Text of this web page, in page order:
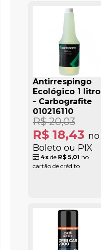
Antirrespingo
Ecológico 1 litro
- Carbografite
010216110
R$ 18,43 no
Boleto ou PIX
R$ 20,03
4x de R$ 5,01 no
cartão de crédito